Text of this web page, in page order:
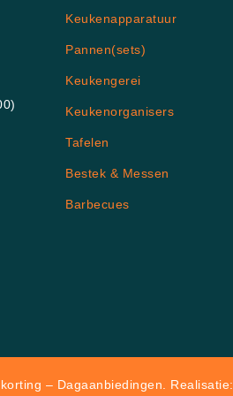
Keukenapparatuur
Pannen(sets)
Keukengerei
Keukenorganisers
Tafelen
Bestek & Messen
Barbecues
– Dagaanbiedingen. Realisatie: